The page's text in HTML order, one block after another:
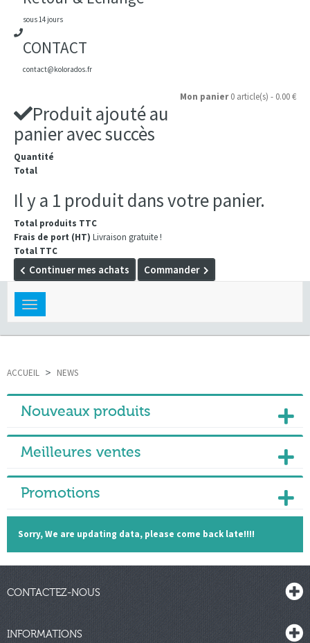
sous 14 jours
CONTACT
contact@kolorados.fr
Mon panier 0 article(s) - 0.00 €
Produit ajouté au
panier avec succès
Quantité
Total
Il y a 1 produit dans votre panier.
Total produits TTC
Frais de port (HT) Livraison gratuite !
Total TTC
Continuer mes achats Commander
Toggle
navigation
ACCUEIL > NEWS
Nouveaux produits
Meilleures ventes
Promotions
Sorry, We are updating data, please come back late!!!!
CONTACTEZ-NOUS
INFORMATIONS